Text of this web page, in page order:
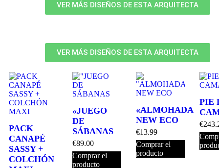
VER MÁS DISEÑOS DE ESTA ARQUITECTA
VER MÁS DISEÑOS DE ESTA ARQUITECTA
PACK
CANAPÉ
SASSY +
COLCHÓN
«JUEGO
DE
SÁBANAS
€89.00
Comprar el
producto
«ALMOHADA
NEW ECO
€13.99
Comprar el
producto
PIE
€